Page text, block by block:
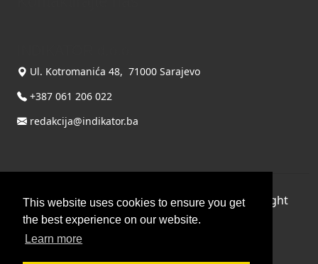
This website uses cookies to ensure you get
the best experience on our website.
Learn more
Ul. Kotromanića 48, 71000 Sarajevo
+387 061 206 022
redakcija@indikator.ba
©Copyright 2026 by INDIKATOR d.o.o., All Right
Reserved.
Terms Of Use